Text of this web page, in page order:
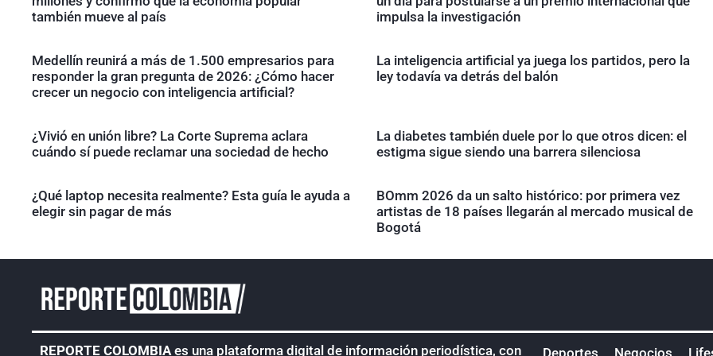
también mueve al país
impulsa la investigación
Medellín reunirá a más de 1.500 empresarios para
responder la gran pregunta de 2026: ¿Cómo hacer
crecer un negocio con inteligencia artificial?
La inteligencia artificial ya juega los partidos, pero la
ley todavía va detrás del balón
¿Vivió en unión libre? La Corte Suprema aclara
cuándo sí puede reclamar una sociedad de hecho
La diabetes también duele por lo que otros dicen: el
estigma sigue siendo una barrera silenciosa
¿Qué laptop necesita realmente? Esta guía le ayuda a
elegir sin pagar de más
BOmm 2026 da un salto histórico: por primera vez
artistas de 18 países llegarán al mercado musical de
Bogotá
REPORTE COLOMBIA es una plataforma digital de información periodística, con Deportes Negocios